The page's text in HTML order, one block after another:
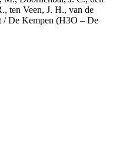
ten Veen, J. H., van de
/ De Kempen (H3O – De